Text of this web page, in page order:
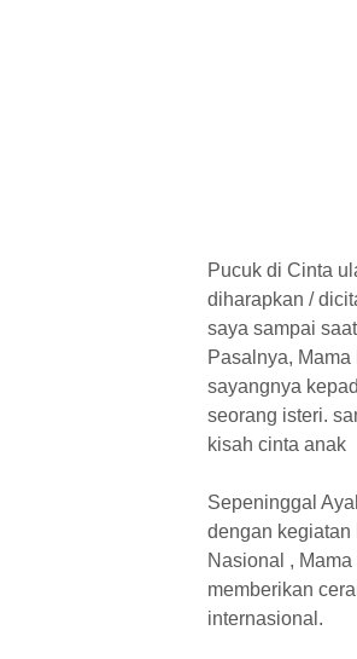
Pucuk di Cinta
diharapkan /
saya sampai
Pasalnya,
sayangnya
seorang isteri.
kisah cinta anak
Sepeninggal
dengan kegiatan
Nasional ,
memberikan
internasional.